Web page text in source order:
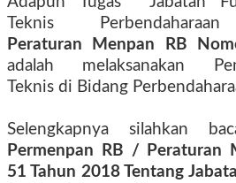
Teknis Perbendaharaan
Peraturan Menpan RB
adalah melaksanakan
Teknis di Bidang
Selengkapnya silahkan
Permenpan RB / Peraturan
51 Tahun 2018 Tentang